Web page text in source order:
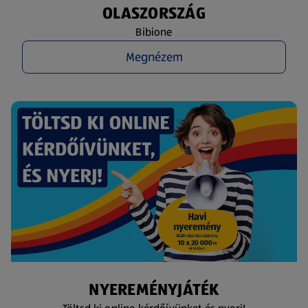
OLASZORSZÁG
Bibione
Megnézem
NYEREMÉNYJÁTÉK